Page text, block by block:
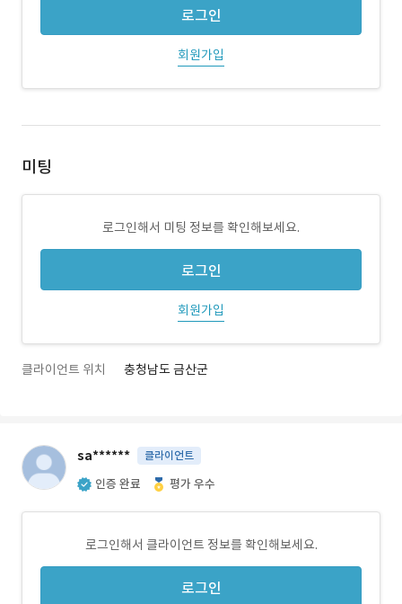
로그인
회원가입
미팅
로그인해서 미팅 정보를 확인해보세요.
로그인
회원가입
클라이언트 위치 충청남도 금산군
sa****** 클라이언트
인증 완료 평가 우수
로그인해서 클라이언트 정보를 확인해보세요.
로그인